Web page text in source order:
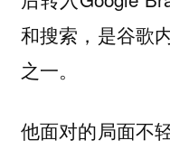
和搜索，是谷歌
之一。
他面对的局面不